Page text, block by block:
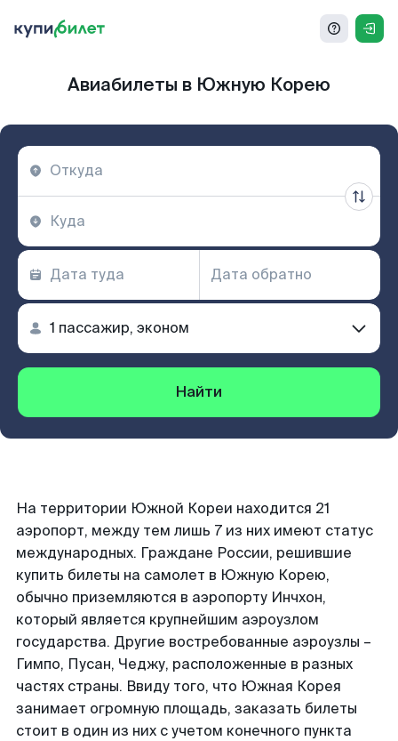
Авиабилеты в Южную Корею
Найти
На территории Южной Кореи находится 21
аэропорт, между тем лишь 7 из них имеют статус
международных. Граждане России, решившие
купить билеты на самолет в Южную Корею,
обычно приземляются в аэропорту Инчхон,
который является крупнейшим аэроузлом
государства. Другие востребованные аэроузлы –
Гимпо, Пусан, Чеджу, расположенные в разных
частях страны. Ввиду того, что Южная Корея
занимает огромную площадь, заказать билеты
стоит в один из них с учетом конечного пункта